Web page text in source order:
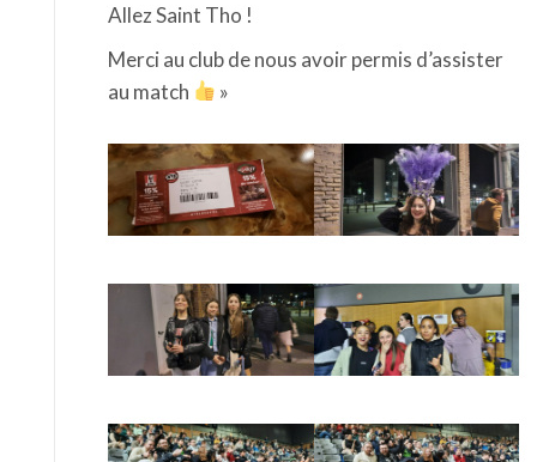
Allez Saint Tho !
Merci au club de nous avoir permis d’assister
au match
»